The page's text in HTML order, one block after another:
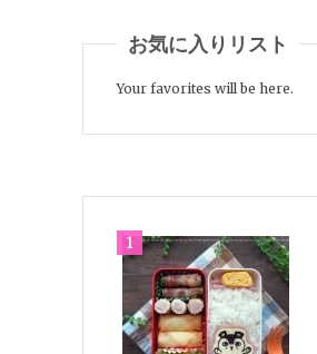
お気に入りリスト
Your favorites will be here.